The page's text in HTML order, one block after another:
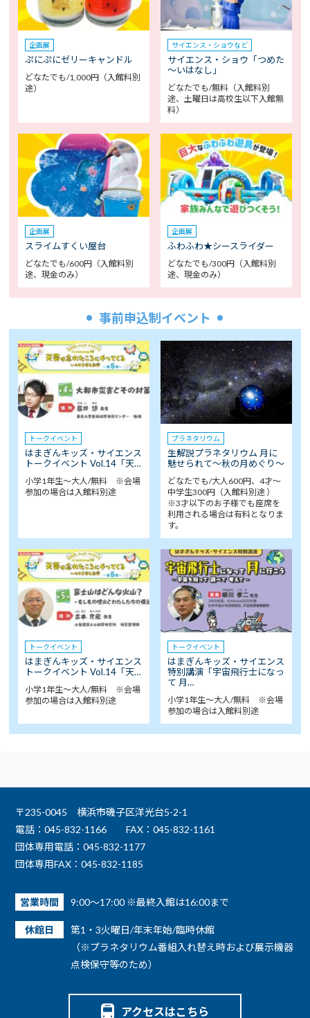
企画展
ぷにぷにゼリーキャンドル
どなたでも/1,000円（入館料別
途）
サイエンス・ショウなど
サイエンス・ショウ「つめた
～いはなし」
どなたでも/無料（入館料別
途、土曜日は高校生以下入館無
料）
企画展
スライムすくい屋台
どなたでも/600円（入館料別
途、現金のみ）
企画展
ふわふわ★シースライダー
どなたでも/300円（入館料別
途、現金のみ）
事前申込制イベント
トークイベント
はまぎんキッズ・サイエンス
トークイベント Vol.14「天…
小学1年生～大人/無料 ※会場
参加の場合は入館料別途
プラネタリウム
生解説プラネタリウム 月に
魅せられて～秋の月めぐり～
どなたでも/大人600円、4才～
中学生300円（入館料別途 ）
※3才以下のお子様でも座席を
利用される場合は有料となりま
す。
トークイベント
はまぎんキッズ・サイエンス
トークイベント Vol.14「天…
小学1年生～大人/無料 ※会場
参加の場合は入館料別途
トークイベント
はまぎんキッズ・サイエンス
特別講演「宇宙飛行士になっ
て 月…
小学1年生～大人/無料 ※会場
参加の場合は入館料別途
〒235-0045 横浜市磯子区洋光台5-2-1
電話：045-832-1166
FAX：045-832-1161
団体専用電話：045-832-1177
団体専用FAX：045-832-1185
営業時間 9:00～17:00 ※最終入館は16:00まで
休館日
第1・3火曜日/年末年始/臨時休館
（※プラネタリウム番組入れ替え時および展示機器
点検保守等のため）
アクセスはこちら